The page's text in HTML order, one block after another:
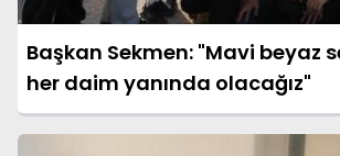
Başkan Sekmen: "Mavi beyaz
her daim yanında olacağız"